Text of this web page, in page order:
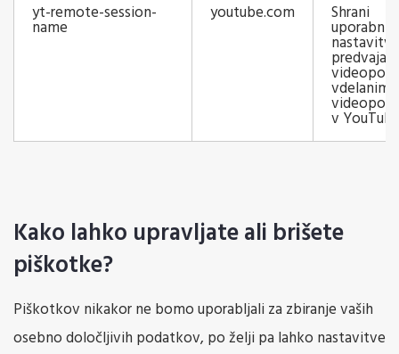
yt-remote-session-
name
youtube.com Shrani
nastavitve
vdelanim
v YouTubu
Kako lahko upravljate ali brišete
piškotke?
Piškotkov nikakor ne bomo uporabljali za zbiranje vaših
osebno določljivih podatkov, po želji pa lahko nastavitve